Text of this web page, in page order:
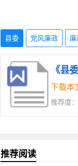
和交流互动*个系
*名党政领导干部分
核，立案审查*人
（二）强化
年**县“***”专项整
单，用“四张清单”
基层组织主要负责
县委 党风廉政 廉
《县
下载本
推荐度：
推荐阅读